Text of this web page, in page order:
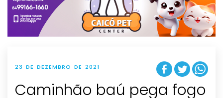
t
i
o
n
23 DE DEZEMBRO DE 2021
Caminhão baú pega fogo